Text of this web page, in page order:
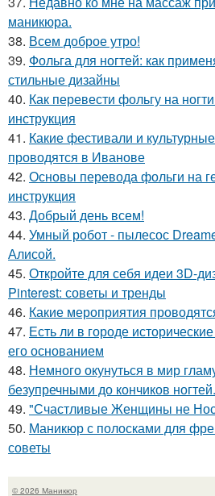
маникюра.
38. Всем доброе утро!
39. Фольга для ногтей: как
стильные дизайны
40. Как перевести фольгу на
инструкция
41. Какие фестивали и
проводятся в Иванове
42. Основы перевода фольги на
инструкция
43. Добрый день всем!
44. Умный робот - пылесос
Алисой.
45. Откройте для себя идеи 3D-
Pinterest: советы и тренды
46. Какие мероприятия
47. Есть ли в городе
его основанием
48. Немного окунуться в мир
безупречными до кончиков ногтей.
49. "Счастливые Женщины не
50. Маникюр с полосками для
советы
© 2026 Маникюр